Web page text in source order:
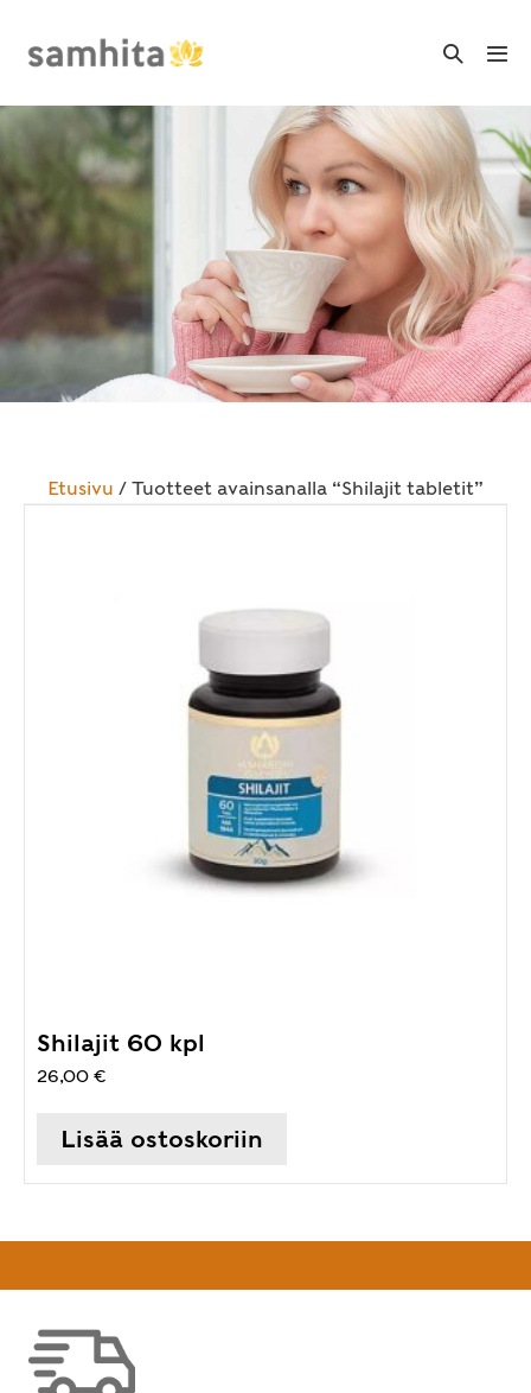
Search
Etusivu / Tuotteet avainsanalla “Shilajit tabletit”
Shilajit 60 kpl
26,00 €
Lisää ostoskoriin